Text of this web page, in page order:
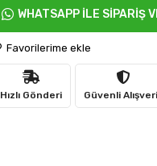
WHATSAPP İLE SİPARİŞ
Favorilerime ekle
Hızlı Gönderi Güvenli